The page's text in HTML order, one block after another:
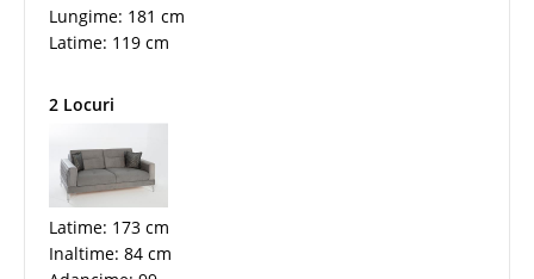
Lungime: 181 cm
Latime: 119 cm
2 Locuri
Latime: 173 cm
Inaltime: 84 cm